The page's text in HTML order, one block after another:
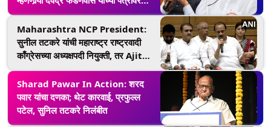
अजित पवार गटाने दिली पहिली प्रतिक्रिया!
Maharashtra NCP President:
सुनील तटकरे यांची महाराष्ट्र राष्ट्रवादी
काँग्रेसच्या अध्यक्षपदी नियुक्ती, तर Ajit
Pawar यांची विधीमंडळ नेतेपदी निवड;
बंडखोर नेते Praful Patel यांची घोषणा
Sharad Pawar In Action: शरद
पवार यांचा दणका; थेट कारवाई, प्रफुल्ल
पटेल, सुनिल तटकरे निलंबीत